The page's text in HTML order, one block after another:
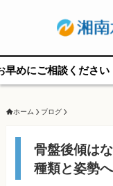
ホーム ブログ
骨盤後傾は
種類と姿勢